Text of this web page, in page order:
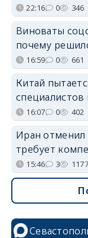
22:16 0 346
Виноваты
почему
16:59 0 661
Китай
специалистов
16:07 0 402
Иран отменил
требует
15:46 3 1177